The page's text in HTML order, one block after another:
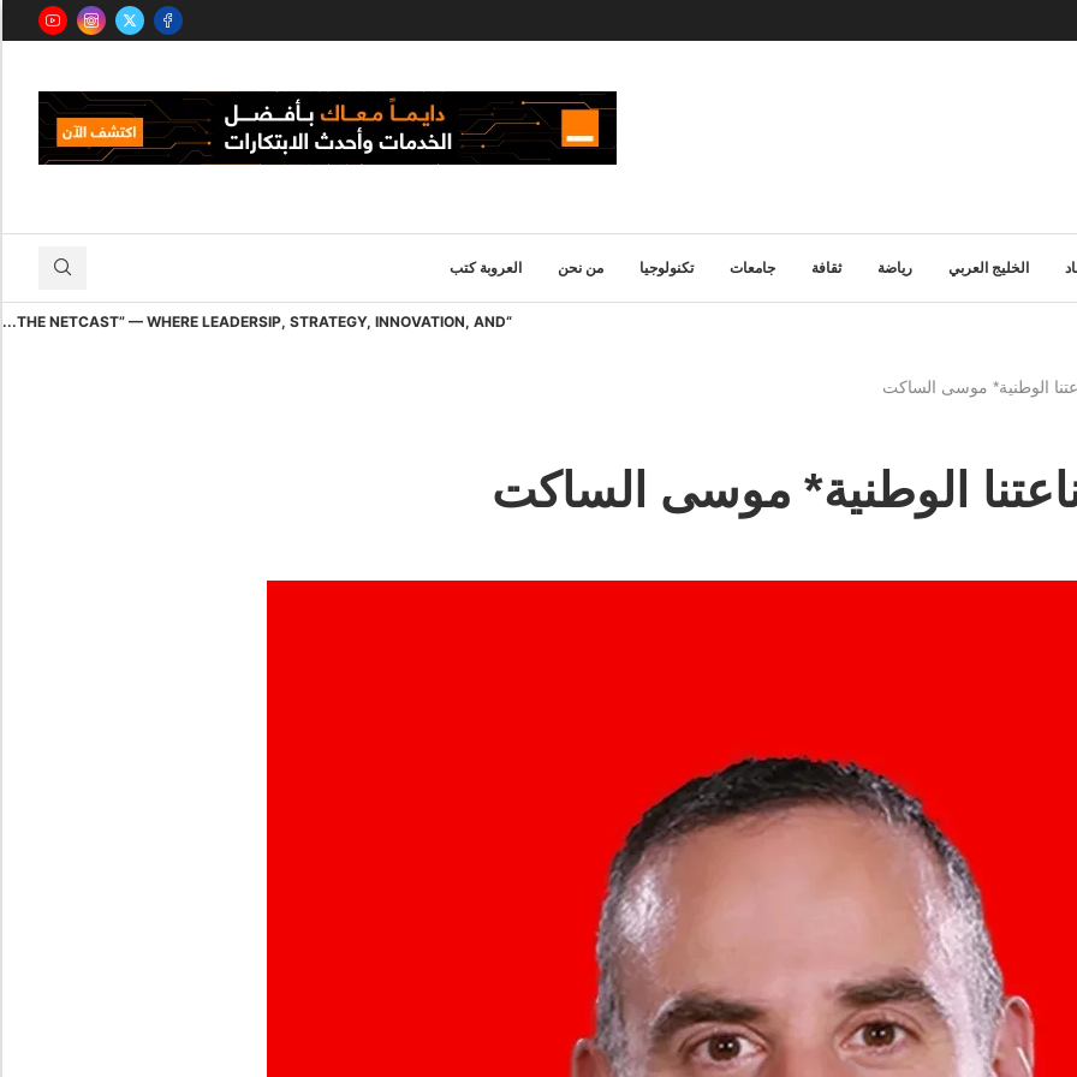
الخليج العربي رياضة ثقافة جامعات تكنولوجيا من نحن العروبة كتب
“THE NETCAST” — WHERE LEADERSIP, STRATEGY, INNOVATION, AND...
الوطنية* موسى الساكت
الوطنية* موسى الساكت